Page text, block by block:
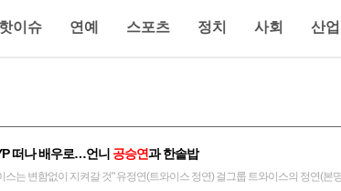
핫이슈 연예 스포츠 정치 사회 산업
떠나 배우로…언니 공승연과 한솥밥
" 유정연(트와이스 정연) 걸그룹 트와이스의 정연(본명